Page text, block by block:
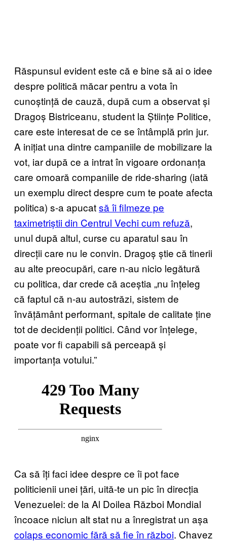
Răspunsul evident este că e bine să ai o idee
despre politică măcar pentru a vota în
cunoștință de cauză, după cum a observat și
Dragoș Bistriceanu, student la Științe Politice,
care este interesat de ce se întâmplă prin jur.
A inițiat una dintre campaniile de mobilizare la
vot, iar după ce a intrat în vigoare ordonanța
care omoară companiile de ride-sharing (iată
un exemplu direct despre cum te poate afecta
politica) s-a apucatsă îi filmeze pe
taximetriștii din Centrul Vechi cum refuză,
unul după altul, curse cu aparatul sau în
direcții care nu le convin. Dragoș știe că tinerii
au alte preocupări, care n-au nicio legătură
cu politica, dar crede că aceștia „nu înțeleg
că faptul că n-au autostrăzi, sistem de
învățământ performant, spitale de calitate ține
tot de decidenții politici. Când vor înțelege,
poate vor fi capabili să perceapă și
importanța votului.”
Ca să îți faci idee despre ce îi pot face
politicienii unei țări, uită-te un pic în direcția
Venezuelei: de la Al Doilea Război Mondial
încoace niciun alt stat nu a înregistrat un așa
colaps economic fără să fie în război. Chavez